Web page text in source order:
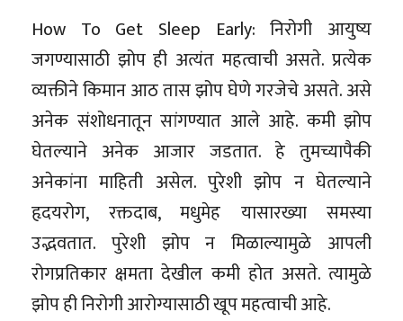
How To Get Sleep Early: निरोगी आयुष्य
जगण्यासाठी झोप ही अत्यंत महत्वाची असते. प्रत्येक
व्यक्तीने किमान आठ तास झोप घेणे गरजेचे असते. असे
अनेक संशोधनातून सांगण्यात आले आहे. कमी झोप
घेतल्याने अनेक आजार जडतात. हे तुमच्यापैकी
अनेकांना माहिती असेल. पुरेशी झोप न घेतल्याने
हृदयरोग, रक्तदाब, मधुमेह यासारख्या समस्या
उद्भवतात. पुरेशी झोप न मिळाल्यामुळे आपली
रोगप्रतिकार क्षमता देखील कमी होत असते. त्यामुळे
झोप ही निरोगी आरोग्यासाठी खूप महत्वाची आहे.